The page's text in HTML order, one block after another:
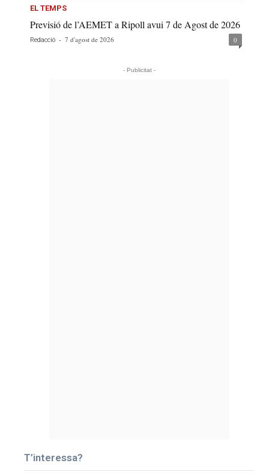
EL TEMPS
Previsió de l’AEMET a Ripoll avui 7 de Agost de 2026
Redacció - 7 d'agost de 2026 0
- Publicitat -
T’interessa?